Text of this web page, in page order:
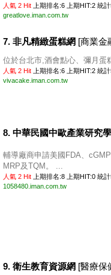
人氣 2 Hit 上期排名:6 上期HIT:2 統
greatlove.iman.com.tw
7. 非凡精緻蛋糕網 [商業金
位於台北市,酒會點心、彌月蛋
人氣 2 Hit 上期排名:6 上期HIT:2 統
vivacake.iman.com.tw
8. 中華民國中歐產業研究
輔導廠商申請美國FDA、
MRP及TQM。 ...
人氣 2 Hit 上期排名:8 上期HIT:0 統
1058480.iman.com.tw
9. 衛生教育資源網 [醫療保